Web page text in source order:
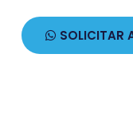
SOLICITAR